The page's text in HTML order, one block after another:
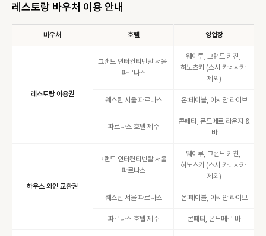
레스토랑 바우처 이용 안내
바우처 호텔 영업장
레스토랑 이용권
그랜드 인터컨티넨탈 서울
파르나스
웨이루, 그랜드 키친,
히노츠키 (스시 카네사카
제외)
웨스틴 서울 파르나스 온:테이블, 아시안 라이브
파르나스 호텔 제주
콘페티, 폰드메르 라운지 &
바
하우스 와인 교환권
그랜드 인터컨티넨탈 서울
파르나스
웨이루, 그랜드 키친,
히노츠키 (스시 카네사카
제외)
웨스틴 서울 파르나스 온:테이블, 아시안 라이브
파르나스 호텔 제주 콘페티, 폰드메르 바